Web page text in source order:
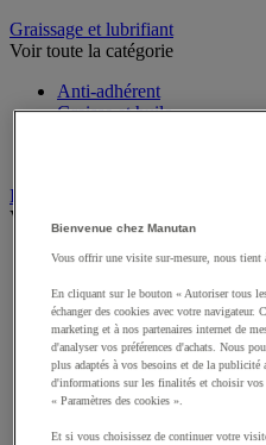
Graissage et lubrifiant
Voir toute la catégorie
Anti-adhérent
Graisse et huile
Instrument de mesure
Voir toute la catégorie
Balance industrielle
Dynamomètre
Équipement optique
Instrument de mesure de
Mesure de distance
Mesure de la vitesse
Mesure de l'environnement
Mesure d'électricité
Bienvenue chez Manutan
Vous offrir une visite sur-mesure, nous tient
En cliquant sur le bouton « Autoriser tous
échanger des cookies avec votre
marketing et à nos partenaires internet de
d'analyser vos préférences d'achats. Nous
plus adaptés à vos besoins et de la
d'informations sur les finalités et choisir vos
« Paramètres des cookies ».
Et si vous choisissez de continuer votre